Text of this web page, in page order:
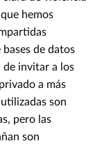
hemos
de datos
de invitar a los
a más
son
pero las
son